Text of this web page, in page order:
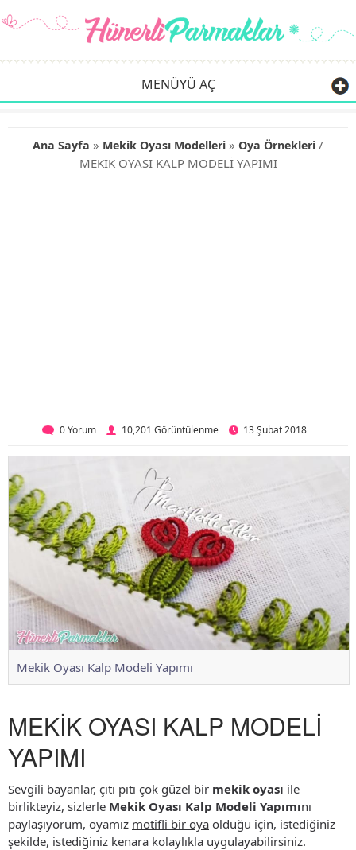
MENÜYÜ AÇ
Ana Sayfa » Mekik Oyası Modelleri » Oya Örnekleri /
MEKİK OYASI KALP MODELİ YAPIMI
0 Yorum 10,201 Görüntülenme 13 Şubat 2018
Mekik Oyası Kalp Modeli Yapımı
MEKİK OYASI KALP MODELİ
YAPIMI
Sevgili bayanlar, çıtı pıtı çok güzel bir mekik oyası ile
birlikteyiz, sizlerle Mekik Oyası Kalp Modeli Yapımını
paylaşıyorum, oyamız motifli bir oya olduğu için, istediğiniz
şekilde, istediğiniz kenara kolaylıkla uygulayabilirsiniz.